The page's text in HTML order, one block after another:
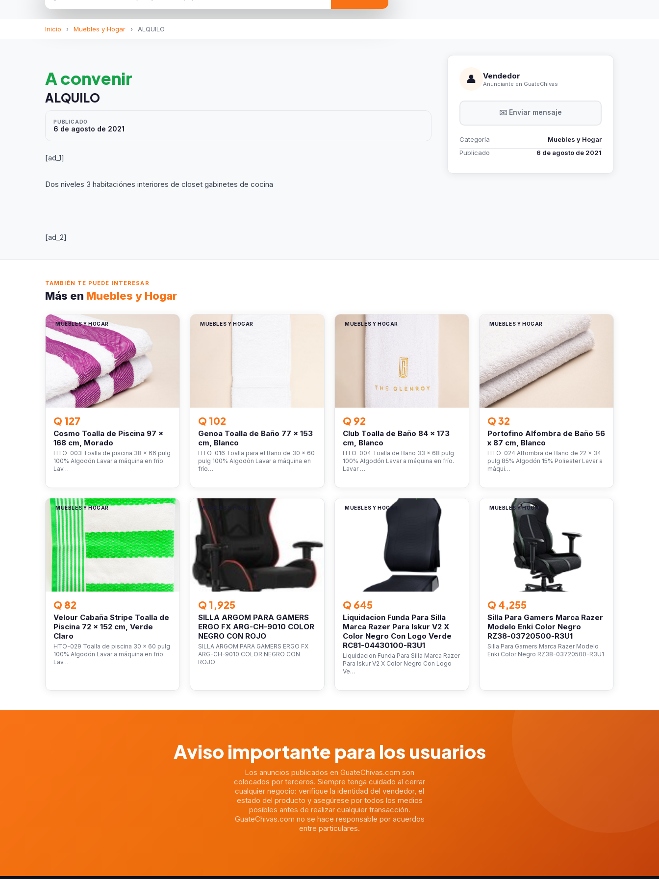
Inicio › Muebles y Hogar › ALQUILO
A convenir
ALQUILO
PUBLICADO
6 de agosto de 2021
[ad_1]
Dos niveles 3 habitaciónes interiores de closet gabinetes de cocina
[ad_2]
👤 Vendedor
Anunciante en GuateChivas
✉️ Enviar mensaje
Categoría
Muebles y Hogar
Publicado
6 de agosto de 2021
TAMBIÉN TE PUEDE INTERESAR
Más en Muebles y Hogar
MUEBLES Y HOGAR
Q 127
Cosmo Toalla de Piscina 97 x
168 cm, Morado
HTO-003 Toalla de piscina 38 x 66 pulg
100% Algodón Lavar a máquina en frío.
Lav…
MUEBLES Y HOGAR
Q 102
Genoa Toalla de Baño 77 x 153
cm, Blanco
HTO-016 Toalla para el Baño de 30 x 60
pulg 100% Algodón Lavar a máquina en
frío…
MUEBLES Y HOGAR
Q 92
Club Toalla de Baño 84 x 173
cm, Blanco
HTO-004 Toalla de Baño 33 x 68 pulg
100% Algodón Lavar a máquina en frío.
Lavar …
MUEBLES Y HOGAR
Q 32
Portofino Alfombra de Baño 56
x 87 cm, Blanco
HTO-024 Alfombra de Baño de 22 x 34
pulg 85% Algodón 15% Poliester Lavar a
máqui…
MUEBLES Y HOGAR
Q 82
Velour Cabaña Stripe Toalla de
Piscina 72 x 152 cm, Verde
Claro
HTO-029 Toalla de piscina 30 x 60 pulg
100% Algodón Lavar a máquina en frío.
Lav…
MUEBLES Y HOGAR
Q 1,925
SILLA ARGOM PARA GAMERS
ERGO FX ARG-CH-9010 COLOR
NEGRO CON ROJO
SILLA ARGOM PARA GAMERS ERGO FX
ARG-CH-9010 COLOR NEGRO CON
ROJO
MUEBLES Y HOGAR
Q 645
Liquidacion Funda Para Silla
Marca Razer Para Iskur V2 X
Color Negro Con Logo Verde
RC81-04430100-R3U1
Liquidacion Funda Para Silla Marca Razer
Para Iskur V2 X Color Negro Con Logo
Ve…
MUEBLES Y HOGAR
Q 4,255
Silla Para Gamers Marca Razer
Modelo Enki Color Negro
RZ38-03720500-R3U1
Silla Para Gamers Marca Razer Modelo
Enki Color Negro RZ38-03720500-R3U1
Aviso importante para los usuarios
Los anuncios publicados en GuateChivas.com son
colocados por terceros. Siempre tenga cuidado al cerrar
cualquier negocio: verifique la identidad del vendedor, el
estado del producto y asegúrese por todos los medios
posibles antes de realizar cualquier transacción.
GuateChivas.com no se hace responsable por acuerdos
entre particulares.